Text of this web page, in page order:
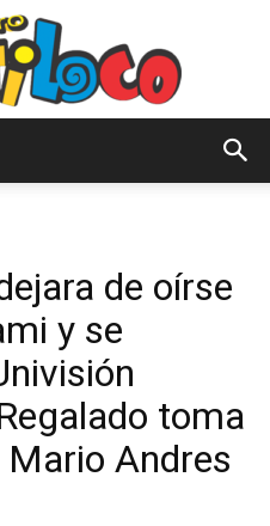
Notiloco
de
de oírse
y se
toma
Andres